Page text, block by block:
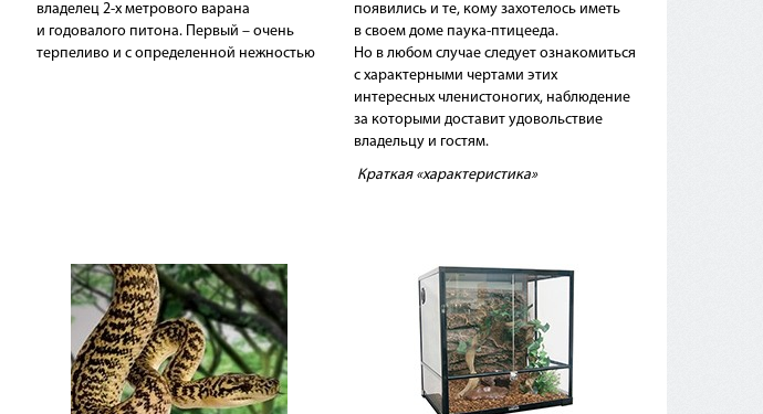
владелец 2-х метрового варана
и годовалого питона. Первый – очень
терпеливо и с определенной нежностью
появились и те, кому захотелось иметь
в своем доме паука-птицееда.
Но в любом случае следует ознакомиться
с характерными чертами этих
интересных членистоногих, наблюдение
за которыми доставит удовольствие
владельцу и гостям.
Краткая «характеристика»